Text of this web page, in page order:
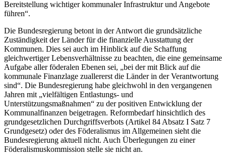
Bereitstellung wichtiger kommunaler Infrastruktur und Angebote
führen“.
Die Bundesregierung betont in der Antwort die grundsätzliche
Zuständigkeit der Länder für die finanzielle Ausstattung der
Kommunen. Dies sei auch im Hinblick auf die Schaffung
gleichwertiger Lebensverhältnisse zu beachten, die eine gemeinsame
Aufgabe aller föderalen Ebenen sei, „bei der mit Blick auf die
kommunale Finanzlage zuallererst die Länder in der Verantwortung
sind“. Die Bundesregierung habe gleichwohl in den vergangenen
Jahren mit „vielfältigen Entlastungs- und
Unterstützungsmaßnahmen“ zu der positiven Entwicklung der
Kommunalfinanzen beigetragen. Reformbedarf hinsichtlich des
grundgesetzlichen Durchgriffsverbots (Artikel 84 Absatz I Satz 7
Grundgesetz) oder des Föderalismus im Allgemeinen sieht die
Bundesregierung aktuell nicht. Auch Überlegungen zu einer
Föderalismuskommission stelle sie nicht an.